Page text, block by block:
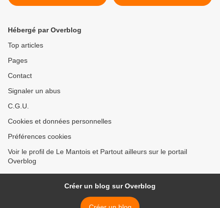
Champagne-Ardennes
Hébergé par Overblog
Top articles
Pages
Contact
Signaler un abus
C.G.U.
Cookies et données personnelles
Préférences cookies
Voir le profil de Le Mantois et Partout ailleurs sur le portail
Overblog
Créer un blog sur Overblog